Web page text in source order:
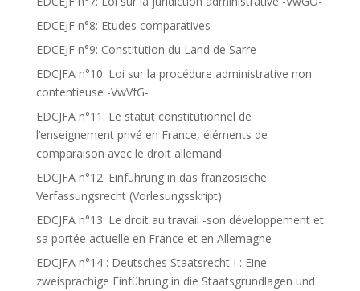
EDCEJF n°8: Etudes comparatives
EDCEJF n°9: Constitution du Land de Sarre
EDCJFA n°10: Loi sur la procédure administrative non
contentieuse -VwVfG-
EDCJFA n°11: Le statut constitutionnel de
l’enseignement privé en France, éléments de
comparaison avec le droit allemand
EDCJFA n°12: Einführung in das französische
Verfassungsrecht (Vorlesungsskript)
EDCJFA n°13: Le droit au travail -son développement et
sa portée actuelle en France et en Allemagne-
EDCJFA n°14 : Deutsches Staatsrecht I : Eine
zweisprachige Einführung in die Staatsgrundlagen und